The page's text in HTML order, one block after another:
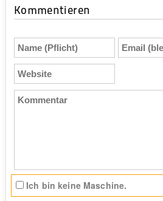
Kommentieren
Name
(Pflicht)
Email
(bleibt
Website
Kommentar
Ich bin keine Maschine.